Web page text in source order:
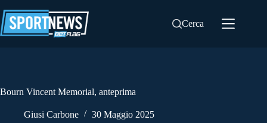
al
contenuto
Cerca
Bourn Vincent Memorial, anteprima
Giusi Carbone 30 Maggio 2025